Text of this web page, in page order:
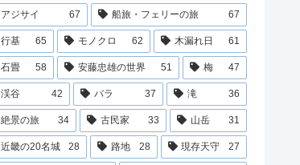
アジサイ 67 船旅・フェリーの旅 67
行基 65 モノクロ 62 木漏れ日 61
石畳 58 安藤忠雄の世界 51 梅 47
渓谷 42 バラ 37 滝 36
絶景の旅 34 古民家 33 山岳 31
近畿の20名城 28 路地 28 現存天守 27